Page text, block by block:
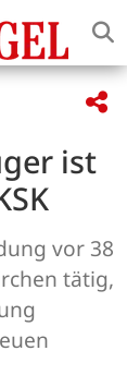
ist
vor 38
tätig,